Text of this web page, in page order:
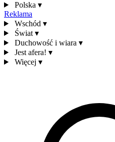
Polska ▾
Reklama
Wschód ▾
Świat ▾
Duchowość i wiara ▾
Jest afera! ▾
Więcej ▾